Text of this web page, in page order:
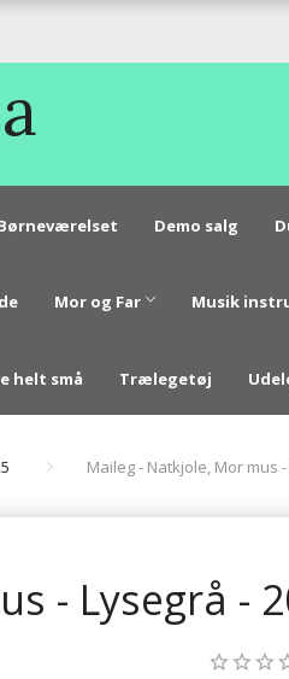
Demo salg
Mor og Far Musik
helt små Trælegetøj
Maileg - Natkjole, Mor mus
- Lysegrå -